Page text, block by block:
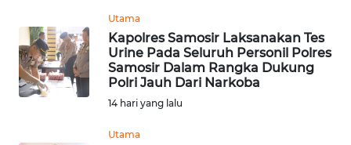
Utama
Kapolres Samosir Laksanakan Tes
Urine Pada Seluruh Personil Polres
Samosir Dalam Rangka Dukung
Polri Jauh Dari Narkoba
14 hari yang lalu
Utama
WN
NIAS
WN